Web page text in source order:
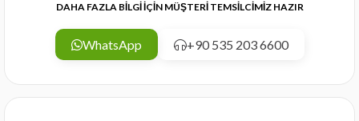
DAHA FAZLA BİLGİ İÇİN MÜŞTERİ TEMSİLCİMİZ HAZIR
WhatsApp +90 535 203 6600